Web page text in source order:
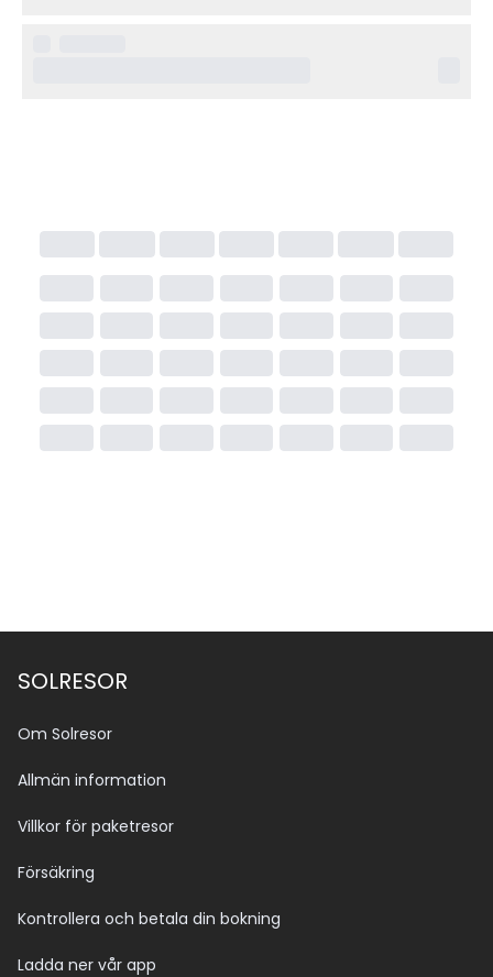
SOLRESOR
Om Solresor
Allmän information
Villkor för paketresor
Försäkring
Kontrollera och betala din bokning
Ladda ner vår app